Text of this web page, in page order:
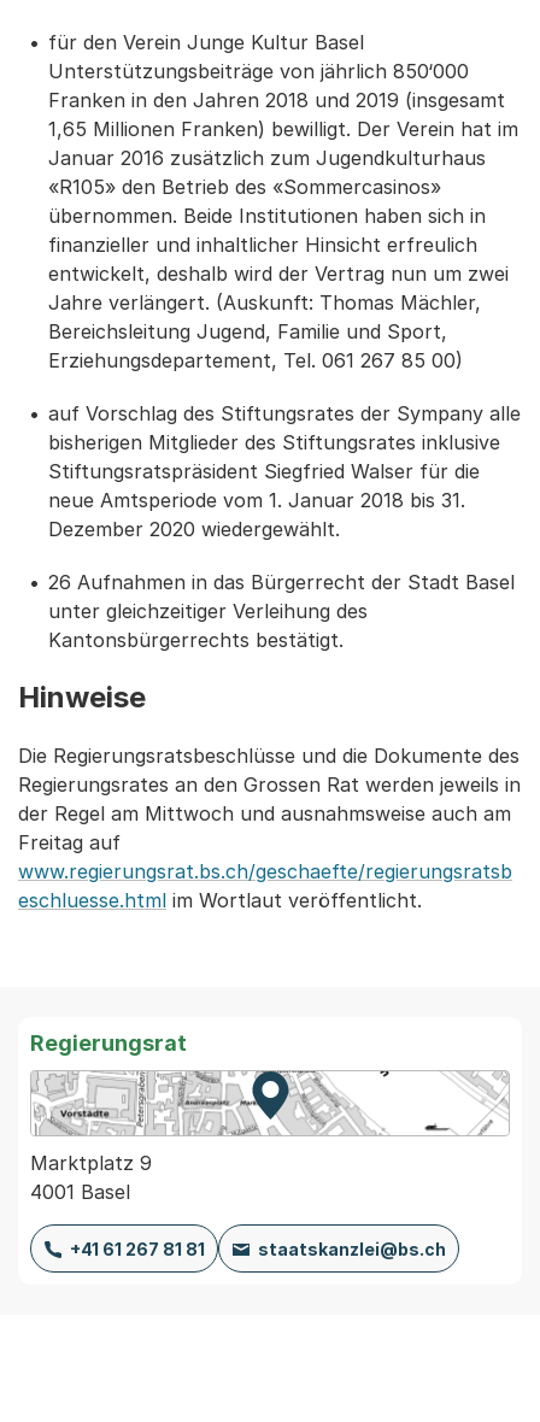
für den Verein Junge Kultur Basel
Unterstützungsbeiträge von jährlich 850‘000
Franken in den Jahren 2018 und 2019 (insgesamt
1,65 Millionen Franken) bewilligt. Der Verein hat im
Januar 2016 zusätzlich zum Jugendkulturhaus
«R105» den Betrieb des «Sommercasinos»
übernommen. Beide Institutionen haben sich in
finanzieller und inhaltlicher Hinsicht erfreulich
entwickelt, deshalb wird der Vertrag nun um zwei
Jahre verlängert. (Auskunft: Thomas Mächler,
Bereichsleitung Jugend, Familie und Sport,
Erziehungsdepartement, Tel. 061 267 85 00)
auf Vorschlag des Stiftungsrates der Sympany alle
bisherigen Mitglieder des Stiftungsrates inklusive
Stiftungsratspräsident Siegfried Walser für die
neue Amtsperiode vom 1. Januar 2018 bis 31.
Dezember 2020 wiedergewählt.
26 Aufnahmen in das Bürgerrecht der Stadt Basel
unter gleichzeitiger Verleihung des
Kantonsbürgerrechts bestätigt.
Hinweise
Die Regierungsratsbeschlüsse und die Dokumente des
Regierungsrates an den Grossen Rat werden jeweils in
der Regel am Mittwoch und ausnahmsweise auch am
Freitag auf
www.regierungsrat.bs.ch/geschaefte/regierungsratsb
eschluesse.html im Wortlaut veröffentlicht.
Regierungsrat
Zur Karte von MapBS.
Externer Link, wird in einem
Marktplatz 9
4001 Basel
+41 61 267 81 81 staatskanzlei@bs.ch